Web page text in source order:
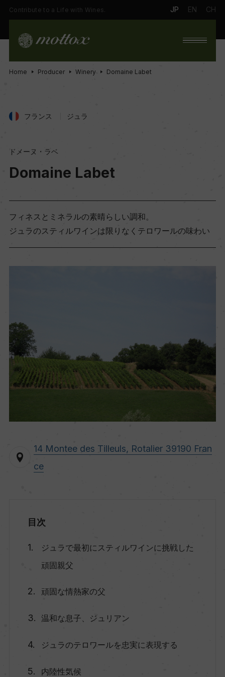
Contribute to a Life with Wines. JP EN CH
Home Producer Winery Domaine Labet
フランス ジュラ
ドメーヌ・ラベ
Domaine Labet
フィネスとミネラルの素晴らしい調和。
ジュラのスティルワインは限りなくテロワールの味わい
14 Montee des Tilleuls, Rotalier 39190 Fran
ce
目次
ジュラで最初にスティルワインに挑戦した
頑固親父
頑固な情熱家の父
温和な息子、ジュリアン
ジュラのテロワールを忠実に表現する
内陸性気候